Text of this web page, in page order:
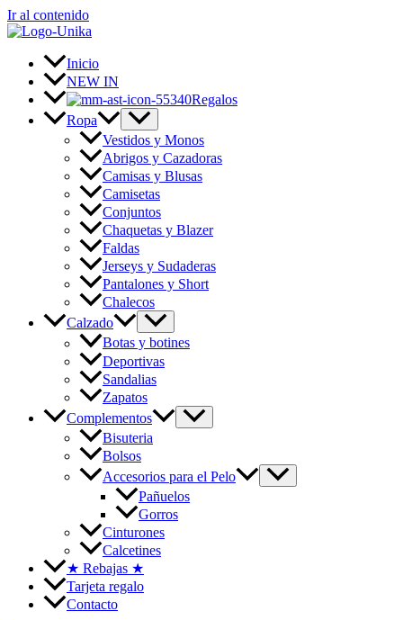
Ir al contenido
Inicio
NEW IN
Regalos
Ropa
Vestidos y Monos
Abrigos y Cazadoras
Camisas y Blusas
Camisetas
Conjuntos
Chaquetas y Blazer
Faldas
Jerseys y Sudaderas
Pantalones y Short
Chalecos
Calzado
Botas y botines
Deportivas
Sandalias
Zapatos
Complementos
Bisuteria
Bolsos
Accesorios para el Pelo
Pañuelos
Gorros
Cinturones
Calcetines
★ Rebajas ★
Tarjeta regalo
Contacto